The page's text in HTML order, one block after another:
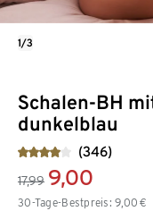
Schalen-BH
dunkelblau
(346)
17,99 9,00
30-Tage-Bestpreis: 9,00 €
1/3